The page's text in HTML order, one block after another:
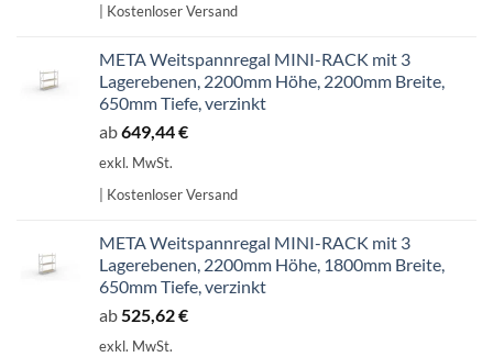
707,14 €
| Kostenloser Versand
META Weitspannregal MINI-RACK mit 3
Lagerebenen, 2200mm Höhe, 2200mm Breite,
650mm Tiefe, verzinkt
ab649,44€
exkl. MwSt.
| Kostenloser Versand
META Weitspannregal MINI-RACK mit 3
Lagerebenen, 2200mm Höhe, 1800mm Breite,
650mm Tiefe, verzinkt
ab525,62€
exkl. MwSt.